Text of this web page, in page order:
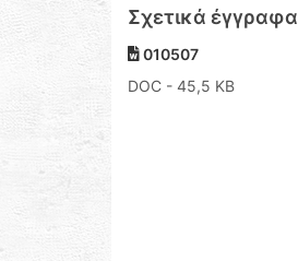
Σχετικά έγγραφα
010507
DOC - 45,5 KB